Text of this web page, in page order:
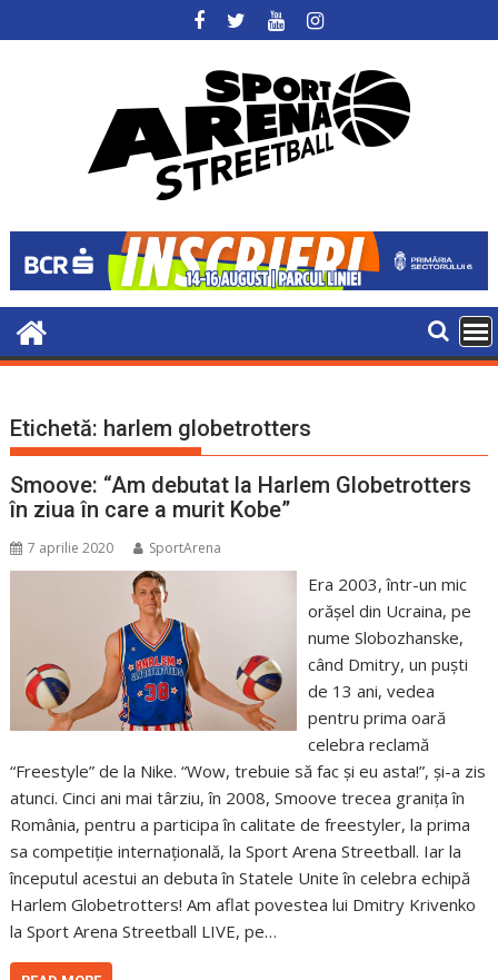
to
Etichetă: harlem globetrotters
Smoove: “Am debutat la Harlem Globetrotters
în ziua în care a murit Kobe”
7 aprilie 2020 SportArena
Era 2003, într-un mic
orășel din Ucraina, pe
nume Slobozhanske,
când Dmitry, un puști
de 13 ani, vedea
pentru prima oară
celebra reclamă
“Freestyle” de la Nike. “Wow, trebuie să fac și eu asta!”, și-a zis
atunci. Cinci ani mai târziu, în 2008, Smoove trecea granița în
România, pentru a participa în calitate de freestyler, la prima
sa competiție internațională, la Sport Arena Streetball. Iar la
începutul acestui an debuta în Statele Unite în celebra echipă
Harlem Globetrotters! Am aflat povestea lui Dmitry Krivenko
la Sport Arena Streetball LIVE, pe…